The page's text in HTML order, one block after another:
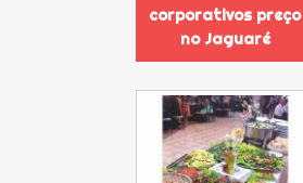
corporativos preço
no Jaguaré